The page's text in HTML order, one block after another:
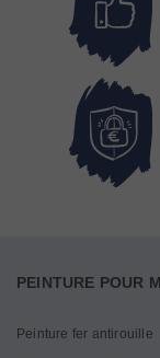
PEINTURE POUR
Peinture fer antirouille